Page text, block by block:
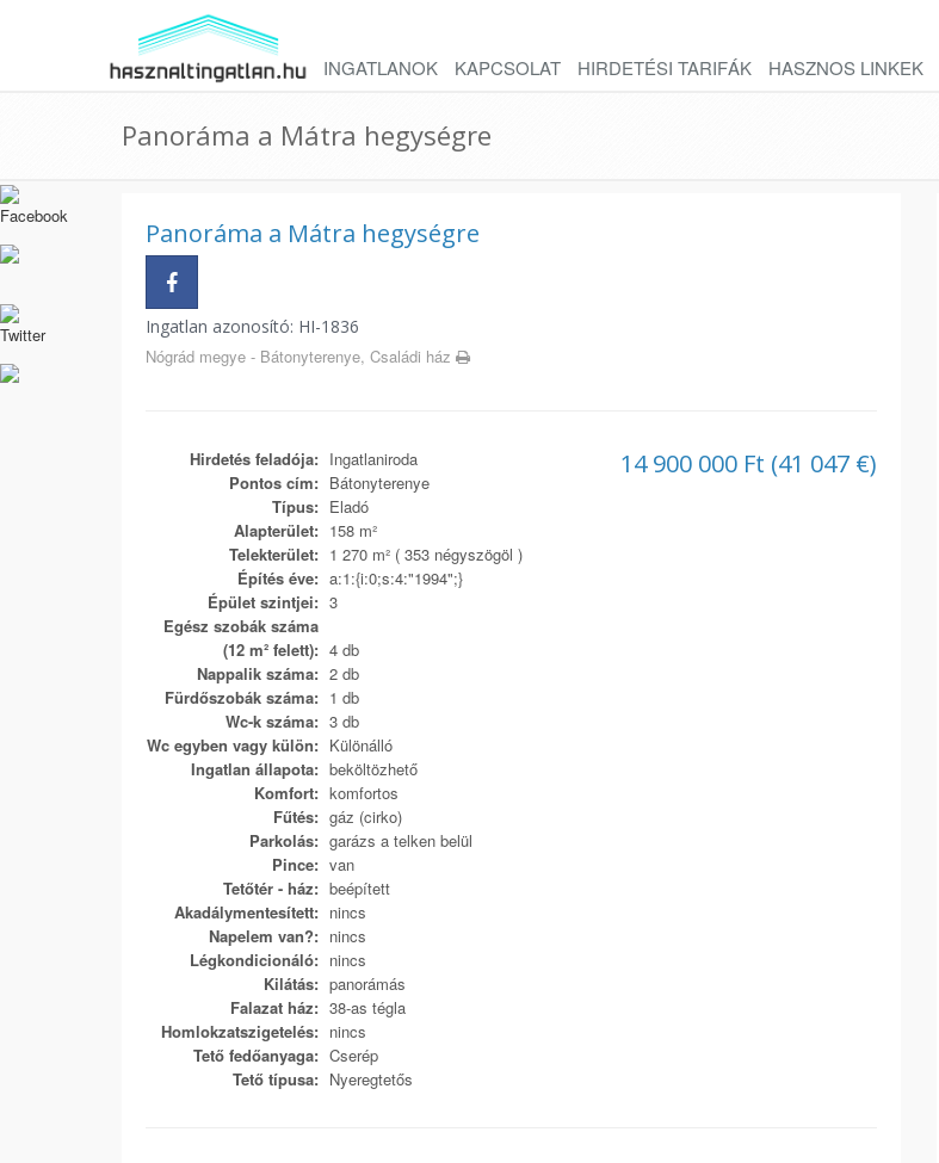
INGATLANOK KAPCSOLAT HIRDETÉSI TARIFÁK HASZNOS LINKEK
Panoráma a Mátra hegységre
Panoráma a Mátra hegységre
Ingatlan azonosító: HI-1836
Nógrád megye - Bátonyterenye, Családi ház
14 900 000 Ft (41 047 €)
Hirdetés feladója: Ingatlaniroda
Pontos cím: Bátonyterenye
Típus: Eladó
Alapterület: 158 m²
Telekterület: 1 270 m² ( 353 négyszögöl )
Építés éve: a:1:{i:0;s:4:"1994";}
Épület szintjei: 3
Egész szobák száma
(12 m² felett): 4 db
Nappalik száma: 2 db
Fürdőszobák száma: 1 db
Wc-k száma: 3 db
Wc egyben vagy külön: Különálló
Ingatlan állapota: beköltözhető
Komfort: komfortos
Fűtés: gáz (cirko)
Parkolás: garázs a telken belül
Pince: van
Tetőtér - ház: beépített
Akadálymentesített: nincs
Napelem van?: nincs
Légkondicionáló: nincs
Kilátás: panorámás
Falazat ház: 38-as tégla
Homlokzatszigetelés: nincs
Tető fedőanyaga: Cserép
Tető típusa: Nyeregtetős